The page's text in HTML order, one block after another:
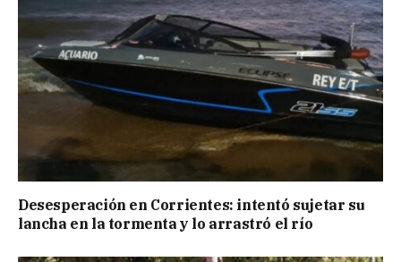
Desesperación en Corrientes: intentó sujetar su
lancha en la tormenta y lo arrastró el río